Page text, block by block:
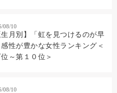
08/10
生月別】「虹を見つけるのが早
性が豊かな女性ランキング＜
～第１０位＞
08/10